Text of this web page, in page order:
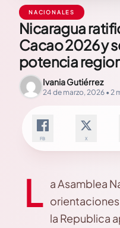
NACIONALES
Nicaragua
Cacao 2026 y
potencia
Ivania Gutiérrez
24 de marzo, 2026 • 2
FB X
L a Asamblea
la Republica